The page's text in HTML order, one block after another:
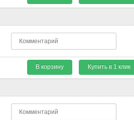
В корзину Купить в 1 клик